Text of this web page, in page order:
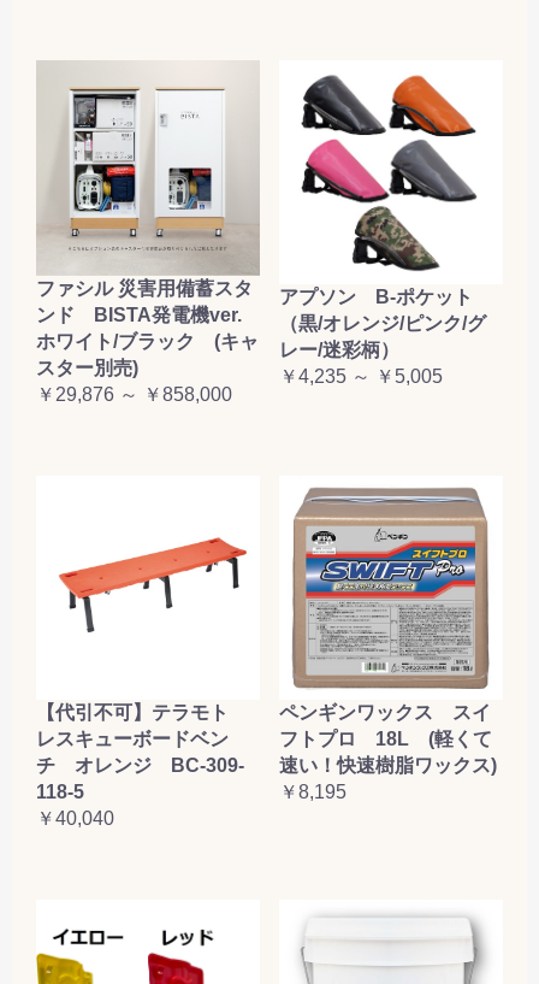
ファシル 災害用備蓄スタ
ンド BISTA発電機ver.
ホワイト/ブラック (キャ
スター別売)
￥29,876 ～ ￥858,000
アプソン B-ポケット
（黒/オレンジ/ピンク/グ
レー/迷彩柄）
￥4,235 ～ ￥5,005
【代引不可】テラモト
レスキューボードベン
チ オレンジ BC-309-
118-5
￥40,040
ペンギンワックス スイ
フトプロ 18L (軽くて
速い！快速樹脂ワックス)
￥8,195